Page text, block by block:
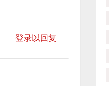
音
登录以回复